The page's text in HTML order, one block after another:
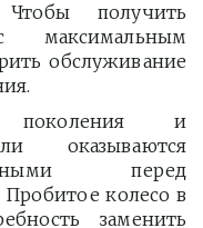
получить
максимальным
обслуживание
поколения и
оказываются
перед
колесо в
заменить